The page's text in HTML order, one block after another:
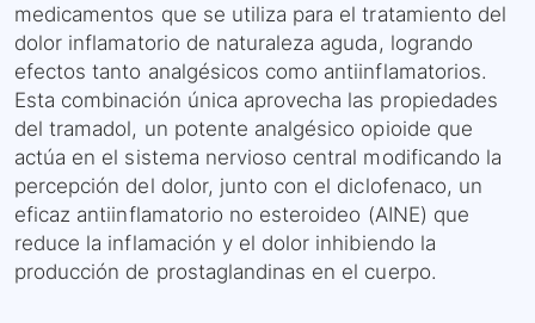
medicamentos que se utiliza para el tratamiento del
dolor inflamatorio de naturaleza aguda, logrando
efectos tanto analgésicos como antiinflamatorios.
Esta combinación única aprovecha las propiedades
del tramadol, un potente analgésico opioide que
actúa en el sistema nervioso central modificando la
percepción del dolor, junto con el diclofenaco, un
eficaz antiinflamatorio no esteroideo (AINE) que
reduce la inflamación y el dolor inhibiendo la
producción de prostaglandinas en el cuerpo.